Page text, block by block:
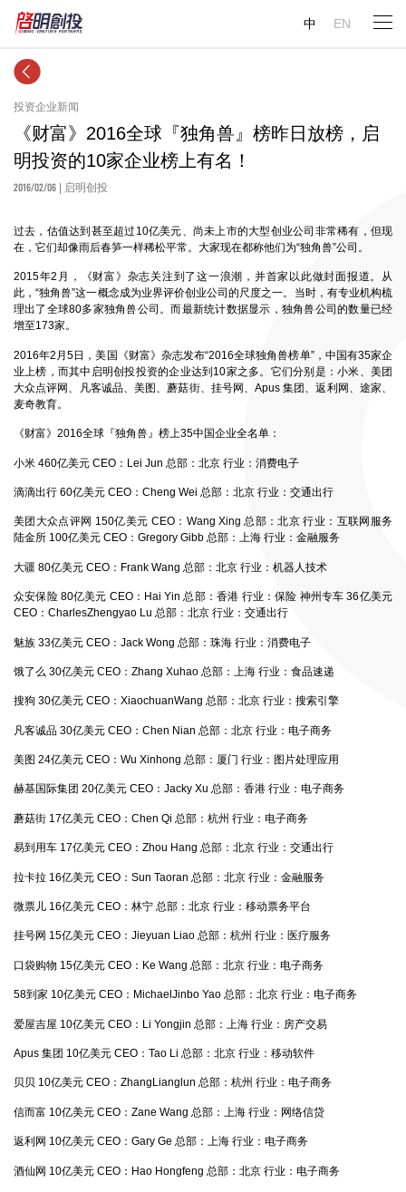
中 EN
投资企业新闻
《财富》2016全球『独角兽』榜昨日放榜，启
明投资的10家企业榜上有名！
2016/02/06 | 启明创投
过去，估值达到甚至超过10亿美元、尚未上市的大型创业公司非常稀有，但现
在，它们却像雨后春笋一样稀松平常。大家现在都称他们为“独角兽”公司。
2015年2月，《财富》杂志关注到了这一浪潮，并首家以此做封面报道。从
此，“独角兽”这一概念成为业界评价创业公司的尺度之一。当时，有专业机构梳
理出了全球80多家独角兽公司。而最新统计数据显示，独角兽公司的数量已经
增至173家。
2016年2月5日，美国《财富》杂志发布“2016全球独角兽榜单”，中国有35家企
业上榜，而其中启明创投投资的企业达到10家之多。它们分别是：小米、美团
大众点评网、凡客诚品、美图、蘑菇街、挂号网、Apus 集团、返利网、途家、
麦奇教育。
《财富》2016全球『独角兽』榜上35中国企业全名单：
小米 460亿美元 CEO：Lei Jun 总部：北京 行业：消费电子
滴滴出行 60亿美元 CEO：Cheng Wei 总部：北京 行业：交通出行
美团大众点评网 150亿美元 CEO：Wang Xing 总部：北京 行业：互联网服务
陆金所 100亿美元 CEO：Gregory Gibb 总部：上海 行业：金融服务
大疆 80亿美元 CEO：Frank Wang 总部：北京 行业：机器人技术
众安保险 80亿美元 CEO：Hai Yin 总部：香港 行业：保险 神州专车 36亿美元
CEO：CharlesZhengyao Lu 总部：北京 行业：交通出行
魅族 33亿美元 CEO：Jack Wong 总部：珠海 行业：消费电子
饿了么 30亿美元 CEO：Zhang Xuhao 总部：上海 行业：食品速递
搜狗 30亿美元 CEO：XiaochuanWang 总部：北京 行业：搜索引擎
凡客诚品 30亿美元 CEO：Chen Nian 总部：北京 行业：电子商务
美图 24亿美元 CEO：Wu Xinhong 总部：厦门 行业：图片处理应用
赫基国际集团 20亿美元 CEO：Jacky Xu 总部：香港 行业：电子商务
蘑菇街 17亿美元 CEO：Chen Qi 总部：杭州 行业：电子商务
易到用车 17亿美元 CEO：Zhou Hang 总部：北京 行业：交通出行
拉卡拉 16亿美元 CEO：Sun Taoran 总部：北京 行业：金融服务
微票儿 16亿美元 CEO：林宁 总部：北京 行业：移动票务平台
挂号网 15亿美元 CEO：Jieyuan Liao 总部：杭州 行业：医疗服务
口袋购物 15亿美元 CEO：Ke Wang 总部：北京 行业：电子商务
58到家 10亿美元 CEO：MichaelJinbo Yao 总部：北京 行业：电子商务
爱屋吉屋 10亿美元 CEO：Li Yongjin 总部：上海 行业：房产交易
Apus 集团 10亿美元 CEO：Tao Li 总部：北京 行业：移动软件
贝贝 10亿美元 CEO：ZhangLianglun 总部：杭州 行业：电子商务
信而富 10亿美元 CEO：Zane Wang 总部：上海 行业：网络信贷
返利网 10亿美元 CEO：Gary Ge 总部：上海 行业：电子商务
酒仙网 10亿美元 CEO：Hao Hongfeng 总部：北京 行业：电子商务